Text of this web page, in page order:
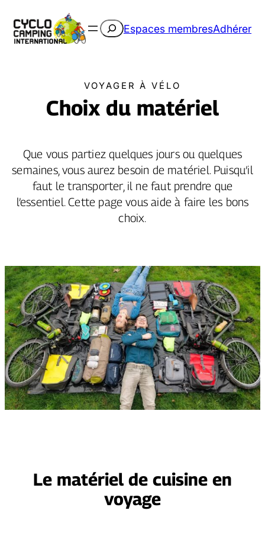
Rechercher
Espaces membresAdhérer
VOYAGER À VÉLO
Choix du matériel
Que vous partiez quelques jours ou quelques
semaines, vous aurez besoin de matériel. Puisqu’il
faut le transporter, il ne faut prendre que
l’essentiel. Cette page vous aide à faire les bons
choix.
Le matériel de cuisine en
voyage